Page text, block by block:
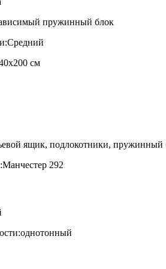
пружинный блок
редний
см
ящик, подлокотники, пружинный
Манчестер 292
однотонный